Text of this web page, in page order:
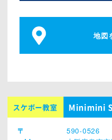
地図
スケボー教室 Minimini
〒
590-0526